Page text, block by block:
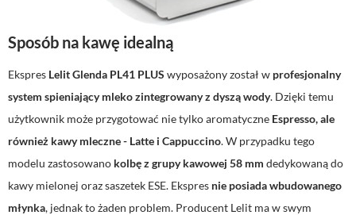
Sposób na kawę idealną
Ekspres Lelit Glenda PL41 PLUS wyposażony został w profesjonalny
system spieniający mleko zintegrowany z dyszą wody. Dzięki temu
użytkownik może przygotować nie tylko aromatyczne Espresso, ale
również kawy mleczne - Latte i Cappuccino. W przypadku tego
modelu zastosowano kolbę z grupy kawowej 58 mm dedykowaną do
kawy mielonej oraz saszetek ESE. Ekspres nie posiada wbudowanego
młynka, jednak to żaden problem. Producent Lelit ma w swym